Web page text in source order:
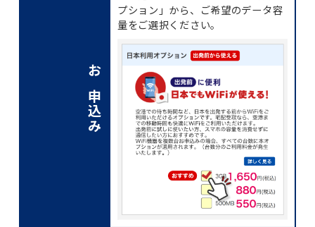
お申込み
プション」から、ご希望のデータ容
量をご選択ください。